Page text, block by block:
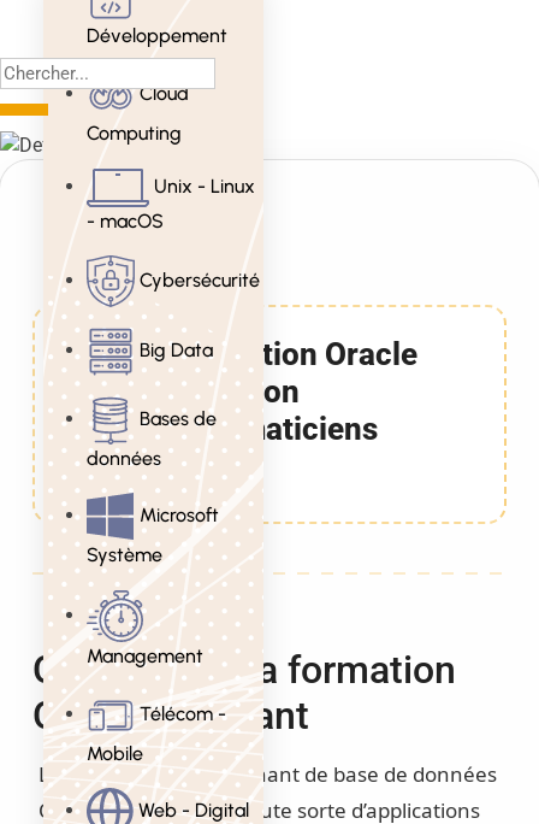
Développement
Cloud
Computing
Unix - Linux
- macOS
Cybersécurité
Big Data
Bases de
données
Microsoft
Système
Management
Télécom -
Mobile
Web - Digital
Formation Oracle
pour non
informaticiens
4 Jours
Objectifs de la formation
Oracle Debutant
Le nombre impressionnant de base de données
ORACLE utilisées par toute sorte d’applications